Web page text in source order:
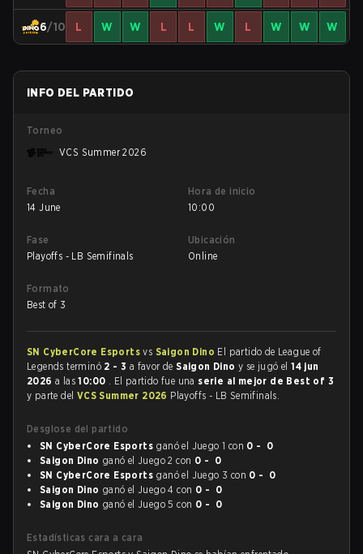
6/10 L W W L L W L W W W
INFO DEL PARTIDO
Torneo
VCS Summer 2026
Fecha
14 June
Hora de inicio
10:00
Fase
Playoffs - LB Semifinals
Ubicación
Online
Formato
Best of 3
SN CyberCore Esportsvs Saigon Dino El partido de League of
Legends terminó 2 - 3 a favor deSaigon Dinoy se jugó el14 jun
2026 a las10:00 . El partido fue una serie al mejor de Best of 3
y parte del VCS Summer 2026 Playoffs - LB Semifinals.
Desglose del partido
SN CyberCore Esports ganó el Juego 1 con 0 - 0
Saigon Dino ganó el Juego 2 con 0 - 0
SN CyberCore Esports ganó el Juego 3 con 0 - 0
Saigon Dino ganó el Juego 4 con 0 - 0
Saigon Dino ganó el Juego 5 con 0 - 0
Estadísticas cara a cara